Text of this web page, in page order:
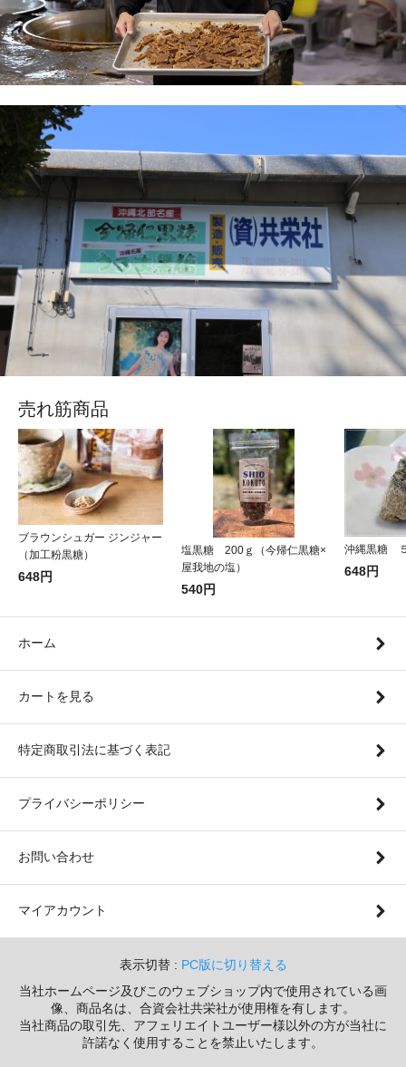
売れ筋商品
ブラウンシュガー ジンジャー
（加工粉黒糖）
648円
塩黒糖 200ｇ（今帰仁黒糖×
屋我地の塩）
540円
沖縄黒糖
648円
ホーム
カートを見る
特定商取引法に基づく表記
プライバシーポリシー
お問い合わせ
マイアカウント
表示切替 : PC版に切り替える
当社ホームページ及びこのウェブショップ内で使用されている画
像、商品名は、合資会社共栄社が使用権を有します。
当社商品の取引先、アフェリエイトユーザー様以外の方が当社に
許諾なく使用することを禁止いたします。